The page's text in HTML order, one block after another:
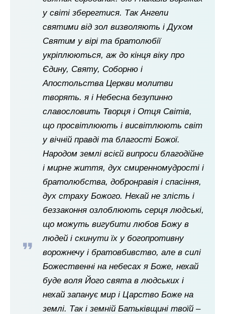
у світі зберегтися. Так Ангели
святими від зол визволяють і Духом
Святим у вірі та братолюбії
укріплюються, аж до кінця віку про
Єдину, Святу, Соборню і
Апостольства Церкви молитви
творять. я і Небесна безупинно
славословить Творця і Отця Світів,
що просвітлюють і висвітлюють світ
у вічній правді та благості Божої.
Народом землі всієй випроси благодійне
і мирне життя, дух смиренномудрості і
братолюбства, добронравія і спасіння,
дух страху Божого. Нехай не злість і
беззаконня озлоблюють серця людські,
що можуть вигубити любов Божу в
людей і скинути їх у богопротивну
ворожнечу і братовбивство, але в силі
Божественні на небесах я Боже, нехай
буде воля Його свята в людських і
нехай запанує мир і Царство Боже на
землі. Так і земній Батьківщині твоїй –